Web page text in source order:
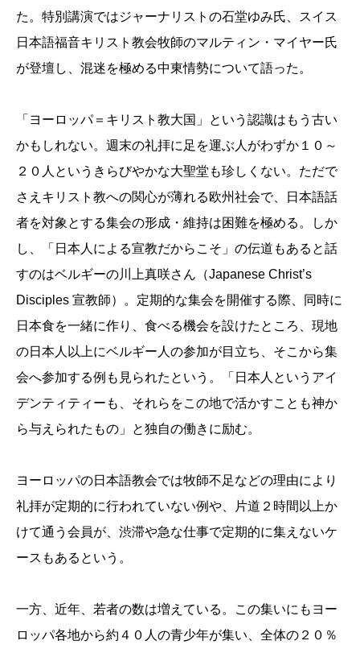
た。特別講演ではジャーナリストの石堂ゆみ氏、スイス
日本語福音キリスト教会牧師のマルティン・マイヤー氏
が登壇し、混迷を極める中東情勢について語った。
「ヨーロッパ＝キリスト教大国」という認識はもう古い
かもしれない。週末の礼拝に足を運ぶ人がわずか１０～
２０人というきらびやかな大聖堂も珍しくない。ただで
さえキリスト教への関心が薄れる欧州社会で、日本語話
者を対象とする集会の形成・維持は困難を極める。しか
し、「日本人による宣教だからこそ」の伝道もあると話
すのはベルギーの川上真咲さん（Japanese Christ’s
Disciples 宣教師）。定期的な集会を開催する際、同時に
日本食を一緒に作り、食べる機会を設けたところ、現地
の日本人以上にベルギー人の参加が目立ち、そこから集
会へ参加する例も見られたという。「日本人というアイ
デンティティーも、それらをこの地で活かすことも神か
ら与えられたもの」と独自の働きに励む。
ヨーロッパの日本語教会では牧師不足などの理由により
礼拝が定期的に行われていない例や、片道２時間以上か
けて通う会員が、渋滞や急な仕事で定期的に集えないケ
ースもあるという。
一方、近年、若者の数は増えている。この集いにもヨー
ロッパ各地から約４０人の青少年が集い、全体の２０％